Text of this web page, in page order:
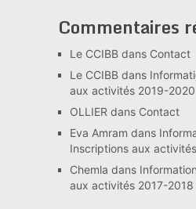
Commentaires
Le CCIBBdans Contact
Le CCIBBdans
aux activités 2019-2020
OLLIERdans Contact
Eva Amram dans
Inscriptions aux
Chemla dans
aux activités 2017-2018